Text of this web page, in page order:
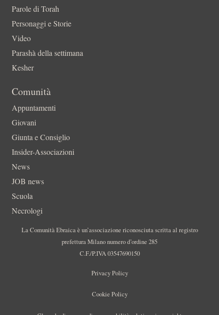
Parole di Torah
Personaggi e Storie
Video
Parashà della settimana
Kesher
Comunità
Appuntamenti
Giovani
Giunta e Consiglio
Insider-Associazioni
News
JOB news
Scuola
Necrologi
La Comunità Ebraica è un’associazione riconosciuta scritta al registro
prefettura Milano numero d’ordine 285
C.F./P.IVA 03547690150
Privacy Policy
Cookie Policy